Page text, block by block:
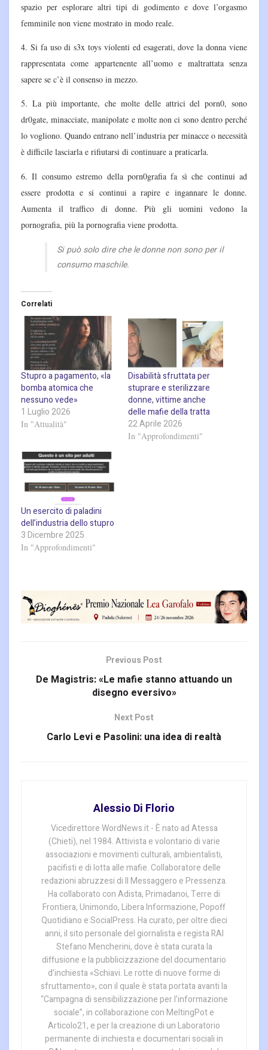
spazio per esplorare altri tipi di godimento e dove l’orgasmo
femminile non viene mostrato in modo reale.
4. Si fa uso di s3x toys violenti ed esagerati, dove la donna viene
rappresentata come appartenente all’uomo e maltrattata senza
sapere se c’è il consenso in mezzo.
5. La più importante, che molte delle attrici del porn0, sono
dr0gate, minacciate, manipolate e molte non ci sono dentro perché
lo vogliono. Quando entrano nell’industria per minacce o necessità
è difficile lasciarla e rifiutarsi di continuare a praticarla.
6. Il consumo estremo della porn0grafia fa sì che continui ad
essere prodotta e si continui a rapire e ingannare le donne.
Aumenta il traffico di donne. Più gli uomini vedono la
pornografia, più la pornografia viene prodotta.
Si può solo dire che le donne non sono per il
consumo maschile.
Correlati
Stupro a pagamento, «la
bomba atomica che
nessuno vede»
1 Luglio 2026
In "Attualità"
Disabilità sfruttata per
stuprare e sterilizzare
donne, vittime anche
delle mafie della tratta
22 Aprile 2026
In "Approfondimenti"
Un esercito di paladini
dell’industria dello stupro
3 Dicembre 2025
In "Approfondimenti"
Previous Post
De Magistris: «Le mafie stanno attuando un
disegno eversivo»
Next Post
Carlo Levi e Pasolini: una idea di realtà
Alessio Di Florio
Vicedirettore WordNews.it - È nato ad Atessa
(Chieti), nel 1984. Attivista e volontario di varie
associazioni e movimenti culturali, ambientalisti,
pacifisti e di lotta alle mafie. Collaboratore delle
redazioni abruzzesi di Il Messaggero e Pressenza.
Ha collaborato con Adista, Primadanoi, Terre di
Frontiera, Unimondo, Libera Informazione, Popoff
Quotidiano e SocialPress. Ha curato, per oltre dieci
anni, il sito personale del giornalista e regista RAI
Stefano Mencherini, dove è stata curata la
diffusione e la pubblicizzazione del documentario
d’inchiesta «Schiavi. Le rotte di nuove forme di
sfruttamento», con il quale è stata portata avanti la
“Campagna di sensibilizzazione per l’informazione
sociale”, in collaborazione con MeltingPot e
Articolo21, e per la creazione di un Laboratorio
permanente di inchiesta e documentari sociali in